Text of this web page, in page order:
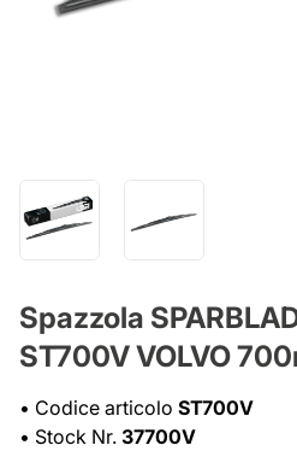
Spazzola
ST700V VOLVO
• Codice articolo ST700V
• Stock Nr. 37700V